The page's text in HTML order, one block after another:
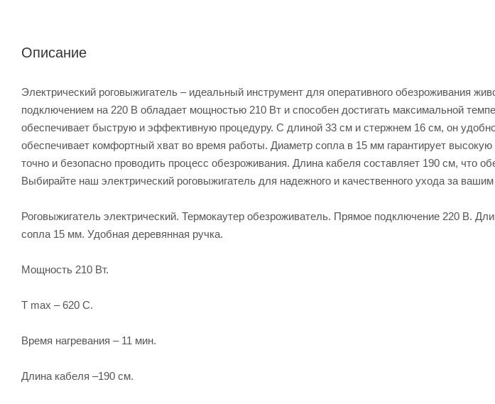
Описание
Электрический роговыжигатель – идеальный инструмент для оперативного обезроживания
подключением на 220 В обладает мощностью 210 Вт и способен достигать максимальной
обеспечивает быструю и эффективную процедуру. С длиной 33 см и стержнем 16 см, он
обеспечивает комфортный хват во время работы. Диаметр сопла в 15 мм гарантирует
точно и безопасно проводить процесс обезроживания. Длина кабеля составляет 190 см, что
Выбирайте наш электрический роговыжигатель для надежного и качественного ухода за
Роговыжигатель электрический. Термокаутер обезроживатель. Прямое подключение 220 В.
сопла 15 мм. Удобная деревянная ручка.
Мощность 210 Вт.
Т max – 620 С.
Время нагревания – 11 мин.
Длина кабеля –190 см.